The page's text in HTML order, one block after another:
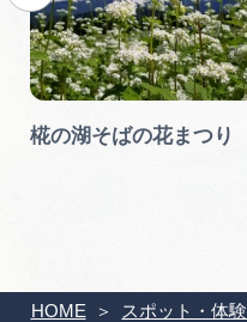
HOME スポット・体験
椛の湖そばの花まつり